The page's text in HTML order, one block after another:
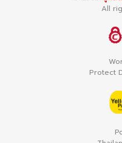
All
Protect